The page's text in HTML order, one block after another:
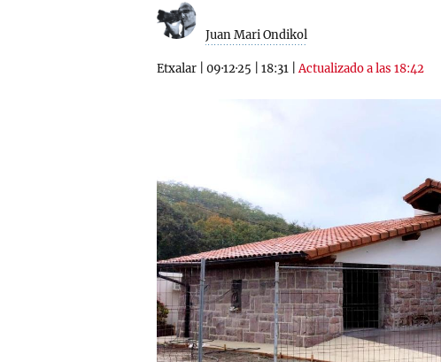
Juan Mari Ondikol
Etxalar 09·12·25 18:31 |Actualizado a las 18:42